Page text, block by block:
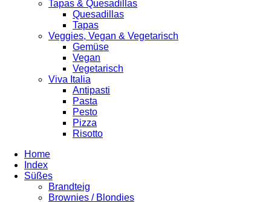
Tapas & Quesadillas
Quesadillas
Tapas
Veggies, Vegan & Vegetarisch
Gemüse
Vegan
Vegetarisch
Viva Italia
Antipasti
Pasta
Pesto
Pizza
Risotto
Home
Index
Süßes
Brandteig
Brownies / Blondies